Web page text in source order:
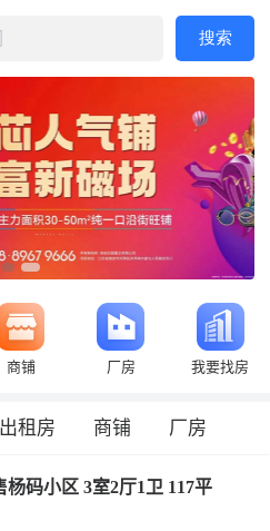
搜索
商铺 厂房 我要找房
出租房 商铺 厂房
杨码小区 3室2厅1卫 117平